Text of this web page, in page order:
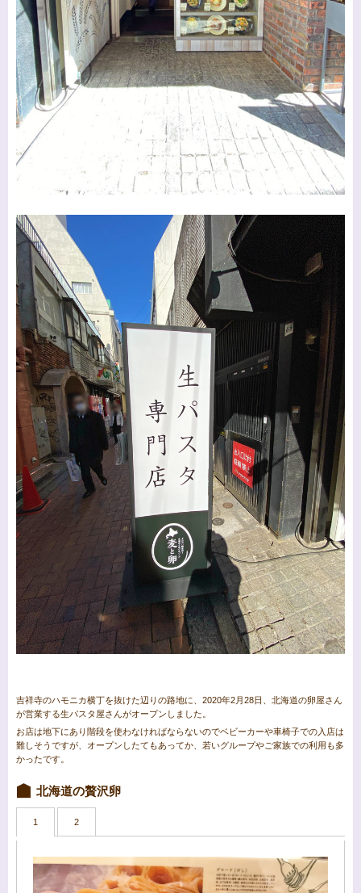
吉祥寺のハモニカ横丁を抜けた辺りの路地に、2020年2月28日、北海道の卵屋さん
が営業する生パスタ屋さんがオープンしました。
お店は地下にあり階段を使わなければならないのでベビーカーや車椅子での入店は
難しそうですが、オープンしたてもあってか、若いグループやご家族での利用も多
かったです。
北海道の贅沢卵
1 2